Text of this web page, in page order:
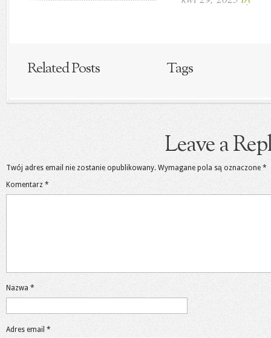
Related Posts Tags
Leave a
Twój adres email nie zostanie opublikowany. Wymagane pola są oznaczone *
Komentarz *
Nazwa *
Adres email *